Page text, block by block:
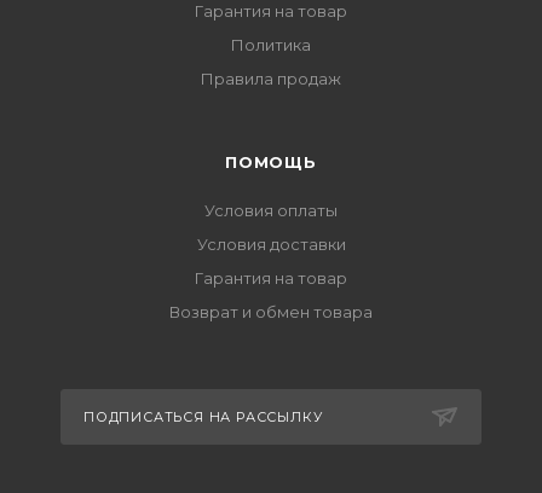
Гарантия на товар
Политика
Правила продаж
ПОМОЩЬ
Условия оплаты
Условия доставки
Гарантия на товар
Возврат и обмен товара
ПОДПИСАТЬСЯ НА РАССЫЛКУ